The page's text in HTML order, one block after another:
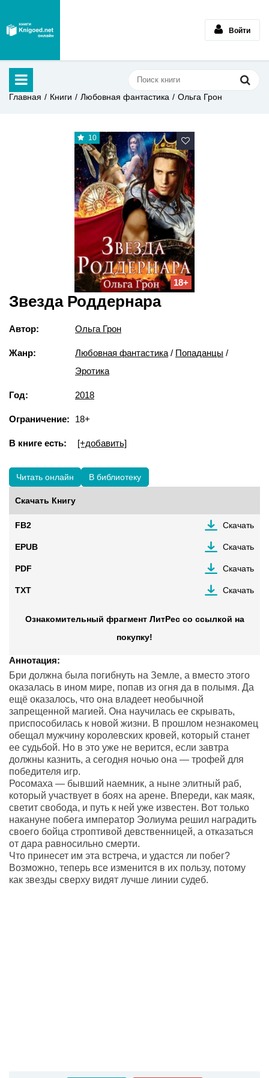
Войти
Главная Книги Любовная фантастика Ольга Грон
10
18+
Звезда Роддернара
Автор: Ольга Грон
Жанр: Любовная фантастика / Попаданцы /
Эротика
Год: 2018
Ограничение: 18+
В книге есть: [+добавить]
Читать онлайн В библиотеку
Скачать Книгу
FB2 Скачать
EPUB Скачать
PDF Скачать
TXT Скачать
Ознакомительный фрагмент ЛитРес со ссылкой на
покупку!
Аннотация:
Бри должна была погибнуть на Земле, а вместо этого
оказалась в ином мире, попав из огня да в полымя. Да
ещё оказалось, что она владеет необычной
запрещенной магией. Она научилась ее скрывать,
приспособилась к новой жизни. В прошлом незнакомец
обещал мужчину королевских кровей, который станет
ее судьбой. Но в это уже не верится, если завтра
должны казнить, а сегодня ночью она — трофей для
победителя игр.
Росомаха — бывший наемник, а ныне элитный раб,
который участвует в боях на арене. Впереди, как маяк,
светит свобода, и путь к ней уже известен. Вот только
накануне побега император Эолиума решил наградить
своего бойца строптивой девственницей, а отказаться
от дара равносильно смерти.
Что принесет им эта встреча, и удастся ли побег?
Возможно, теперь все изменится в их пользу, потому
как звезды сверху видят лучше линии судеб.